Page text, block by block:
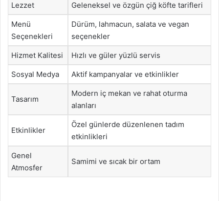
Lezzet Geleneksel ve özgün çiğ köfte tarifleri
Menü
Seçenekleri
Dürüm, lahmacun, salata ve vegan
seçenekler
Hizmet Kalitesi Hızlı ve güler yüzlü servis
Sosyal Medya Aktif kampanyalar ve etkinlikler
Tasarım
Modern iç mekan ve rahat oturma
alanları
Etkinlikler
Özel günlerde düzenlenen tadım
etkinlikleri
Genel
Atmosfer
Samimi ve sıcak bir ortam